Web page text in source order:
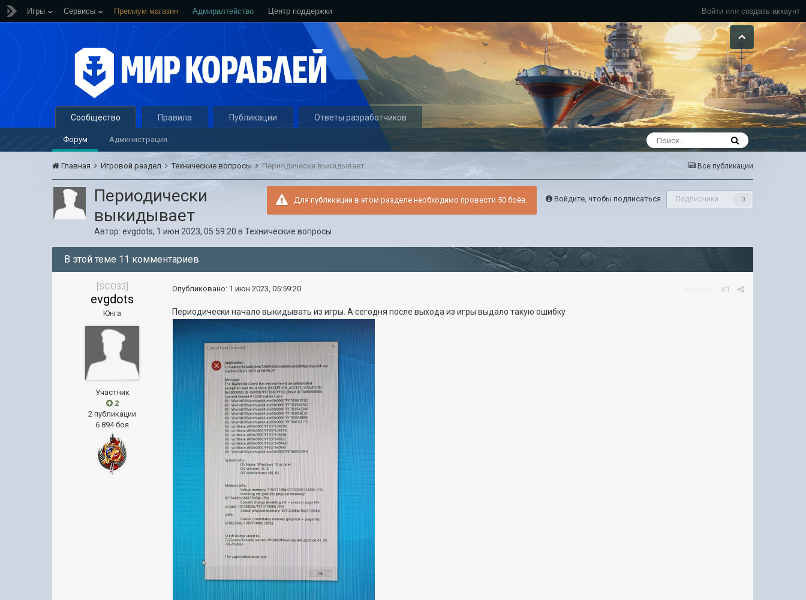
Войти или создать аккаунт
Игры Сервисы Премиум магазин Адмиралтейство Центр поддержки
Сообщество
Форум Администрация
Правила Публикации Ответы разработчиков
Все публикации
Главная Игровой раздел Технические вопросы Периодически выкидывает
Войдите, чтобы подписаться Подписчики 0
Для публикации в этом разделе необходимо провести 50 боёв.
Периодически
выкидывает
Автор:evgdots, 1 июн 2023, 05:59:20 вТехнические вопросы
В этой теме 11 комментариев
[SCO33]
evgdots
Юнга
Участник
2
2 публикации
6 894 боя
#1
Опубликовано: 1 июн 2023, 05:59:20
Периодически начало выкидывать из игры. А сегодня после выхода из игры выдало такую ошибку